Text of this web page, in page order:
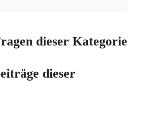
dieser Kategorie
dieser